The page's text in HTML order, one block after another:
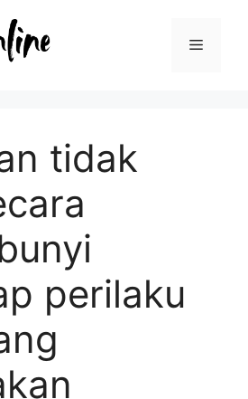
Menu
tidak
perilaku